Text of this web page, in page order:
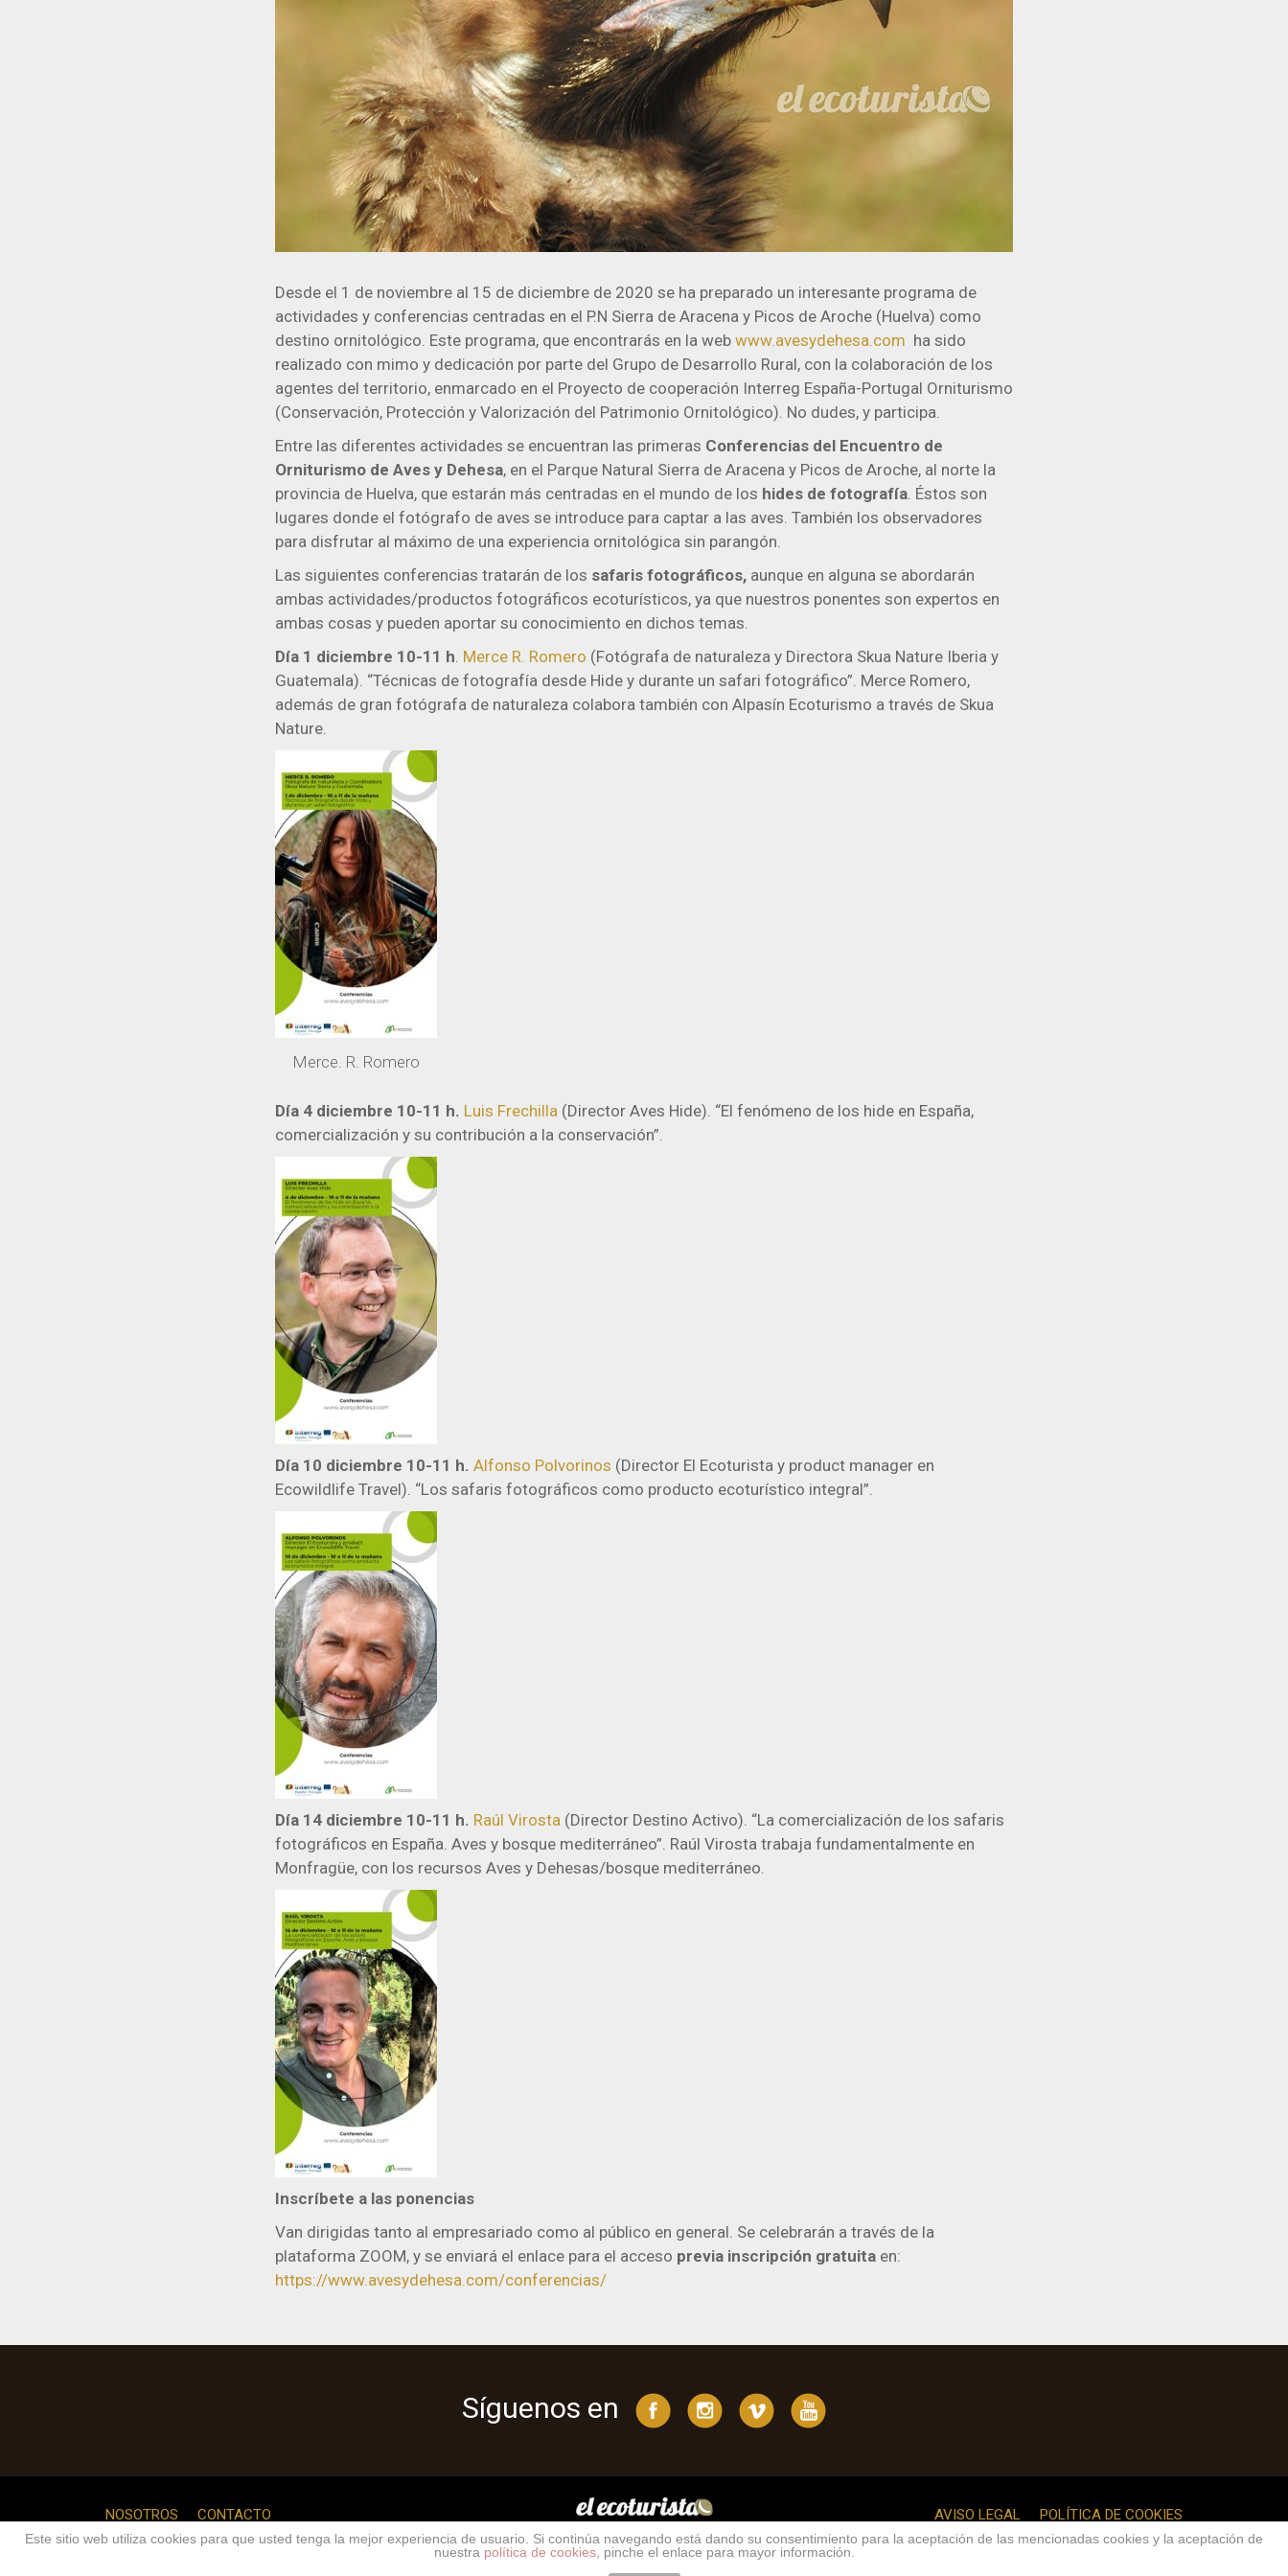
Desde el 1 de noviembre al 15 de diciembre de 2020 se ha preparado un interesante programa de
actividades y conferencias centradas en el P.N Sierra de Aracena y Picos de Aroche (Huelva) como
destino ornitológico. Este programa, que encontrarás en la web www.avesydehesa.com ha sido
realizado con mimo y dedicación por parte del Grupo de Desarrollo Rural, con la colaboración de los
agentes del territorio, enmarcado en el Proyecto de cooperación Interreg España-Portugal Orniturismo
(Conservación, Protección y Valorización del Patrimonio Ornitológico). No dudes, y participa.
Entre las diferentes actividades se encuentran las primeras Conferencias del Encuentro de
Orniturismo de Aves y Dehesa, en el Parque Natural Sierra de Aracena y Picos de Aroche, al norte la
provincia de Huelva, que estarán más centradas en el mundo de los hides de fotografía . Éstos son
lugares donde el fotógrafo de aves se introduce para captar a las aves. También los observadores
para disfrutar al máximo de una experiencia ornitológica sin parangón.
Las siguientes conferencias tratarán de los safaris fotográficos, aunque en alguna se abordarán
ambas actividades/productos fotográficos ecoturísticos, ya que nuestros ponentes son expertos en
ambas cosas y pueden aportar su conocimiento en dichos temas.
Día 1 diciembre 10-11 h Merce R. Romero (Fotógrafa de naturaleza y Directora Skua Nature Iberia y
Guatemala). “Técnicas de fotografía desde Hide y durante un safari fotográfico”. Merce Romero,
además de gran fotógrafa de naturaleza colabora también con Alpasín Ecoturismo a través de Skua
Nature.
Merce. R. Romero
Día 4 diciembre 10-11 h. Luis Frechilla (Director Aves Hide). “El fenómeno de los hide en España,
comercialización y su contribución a la conservación”.
Día 10 diciembre 10-11 h. Alfonso Polvorinos (Director El Ecoturista y product manager en
Ecowildlife Travel). “Los safaris fotográficos como producto ecoturístico integral”.
Día 14 diciembre 10-11 h. Raúl Virosta (Director Destino Activo). “La comercialización de los safaris
fotográficos en España. Aves y bosque mediterráneo”. Raúl Virosta trabaja fundamentalmente en
Monfragüe, con los recursos Aves y Dehesas/bosque mediterráneo.
Inscríbete a las ponencias
Van dirigidas tanto al empresariado como al público en general. Se celebrarán a través de la
plataforma ZOOM, y se enviará el enlace para el acceso previa inscripción gratuita en:
https://www.avesydehesa.com/conferencias/
Síguenos en
NOSOTROS CONTACTO AVISO LEGAL POLÍTICA DE COOKIES
Copyright © 2026 https://elecoturista.com Todos los derechos reservados.
Este sitio web utiliza cookies para que usted tenga la mejor experiencia de usuario. Si continúa navegando está dando su consentimiento para la aceptación de las mencionadas cookies y la aceptación de
nuestra política de cookies, pinche el enlace para mayor información.